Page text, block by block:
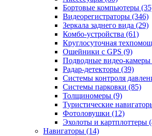
Бортовые компьютеры
Видеорегистраторы (346)
Зеркала заднего вида (29)
Комбо-устройства (61)
Круглосуточная
Ошейники с GPS (9)
Подводные видео-камеры
Радар-детекторы (39)
Системы контроля
Системы парковки (85)
Толщиномеры (9)
Туристические
Фотоловушки (12)
Эхолоты и картплоттеры
Навигаторы (14)